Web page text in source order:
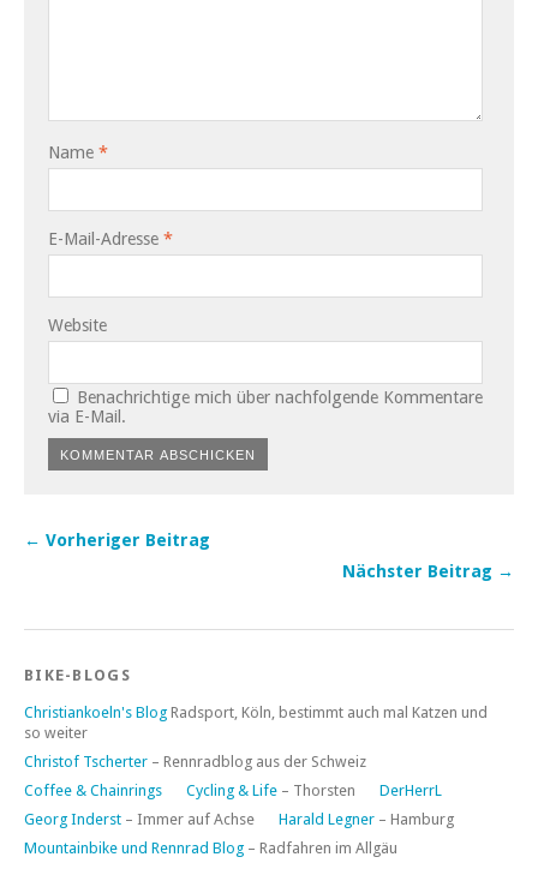
Name *
E-Mail-Adresse *
Website
Benachrichtige mich über nachfolgende Kommentare
via E-Mail.
← Vorheriger Beitrag
Nächster Beitrag →
BIKE-BLOGS
Christiankoeln's Blog Radsport, Köln, bestimmt auch mal Katzen und
so weiter
Christof Tscherter – Rennradblog aus der Schweiz
Coffee & Chainrings
Cycling & Life – Thorsten
DerHerrL
Georg Inderst – Immer auf Achse Harald Legner – Hamburg
Mountainbike und Rennrad Blog – Radfahren im Allgäu